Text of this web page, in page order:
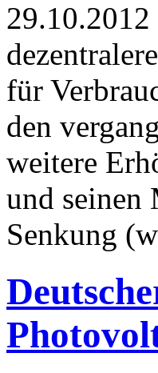
für
den
weitere
und seinen
Senkung